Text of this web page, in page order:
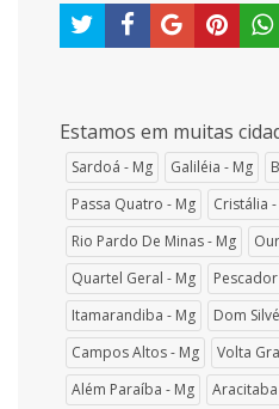
Estamos em muitas
Sardoá - Mg Galiléia - Mg
Passa Quatro - Mg
Cristália
Rio Pardo De Minas - Mg
Quartel Geral - Mg
Itamarandiba - Mg
Dom
Campos Altos - Mg
Volta
Além Paraíba - Mg